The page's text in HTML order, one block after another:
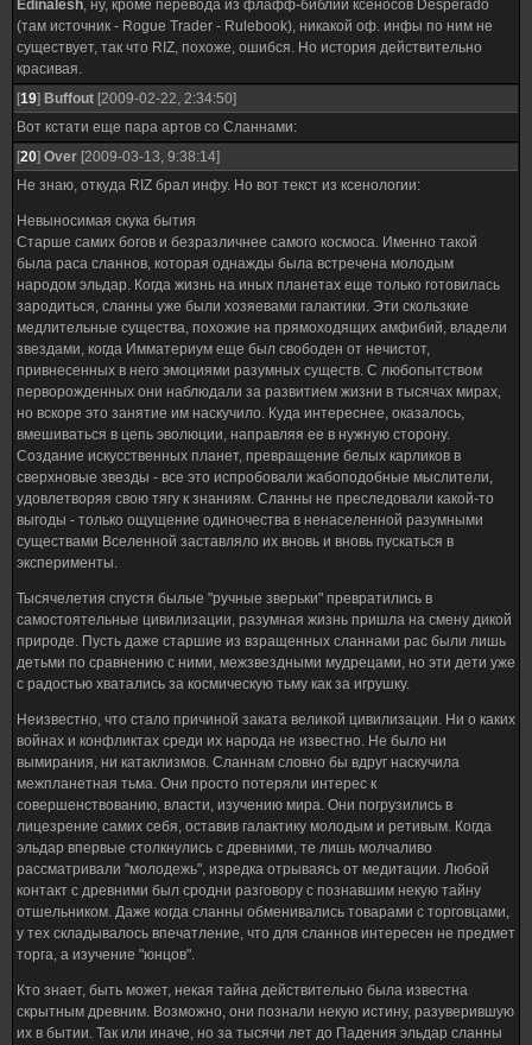
Edinalesh, ну, кроме перевода из флафф-библии ксеносов Desperado
(там источник - Rogue Trader - Rulebook), никакой оф. инфы по ним не
существует, так что RIZ, похоже, ошибся. Но история действительно
красивая.
[19] Buffout [2009-02-22, 2:34:50]
Вот кстати еще пара артов со Сланнами:
[20] Over [2009-03-13, 9:38:14]
Не знаю, откуда RIZ брал инфу. Но вот текст из ксенологии:
Невыносимая скука бытия
Старше самих богов и безразличнее самого космоса. Именно такой
была раса сланнов, которая однажды была встречена молодым
народом эльдар. Когда жизнь на иных планетах еще только готовилась
зародиться, сланны уже были хозяевами галактики. Эти скользкие
медлительные существа, похожие на прямоходящих амфибий, владели
звездами, когда Имматериум еще был свободен от нечистот,
привнесенных в него эмоциями разумных существ. С любопытством
перворожденных они наблюдали за развитием жизни в тысячах мирах,
но вскоре это занятие им наскучило. Куда интереснее, оказалось,
вмешиваться в цепь эволюции, направляя ее в нужную сторону.
Создание искусственных планет, превращение белых карликов в
сверхновые звезды - все это испробовали жабоподобные мыслители,
удовлетворяя свою тягу к знаниям. Сланны не преследовали какой-то
выгоды - только ощущение одиночества в ненаселенной разумными
существами Вселенной заставляло их вновь и вновь пускаться в
эксперименты.
Тысячелетия спустя былые "ручные зверьки" превратились в
самостоятельные цивилизации, разумная жизнь пришла на смену дикой
природе. Пусть даже старшие из взращенных сланнами рас были лишь
детьми по сравнению с ними, межзвездными мудрецами, но эти дети уже
с радостью хватались за космическую тьму как за игрушку.
Неизвестно, что стало причиной заката великой цивилизации. Ни о каких
войнах и конфликтах среди их народа не известно. Не было ни
вымирания, ни катаклизмов. Сланнам словно бы вдруг наскучила
межпланетная тьма. Они просто потеряли интерес к
совершенствованию, власти, изучению мира. Они погрузились в
лицезрение самих себя, оставив галактику молодым и ретивым. Когда
эльдар впервые столкнулись с древними, те лишь молчаливо
рассматривали "молодежь", изредка отрываясь от медитации. Любой
контакт с древними был сродни разговору с познавшим некую тайну
отшельником. Даже когда сланны обменивались товарами с торговцами,
у тех складывалось впечатление, что для сланнов интересен не предмет
торга, а изучение "юнцов".
Кто знает, быть может, некая тайна действительно была известна
скрытным древним. Возможно, они познали некую истину, разуверившую
их в бытии. Так или иначе, но за тысячи лет до Падения эльдар сланны